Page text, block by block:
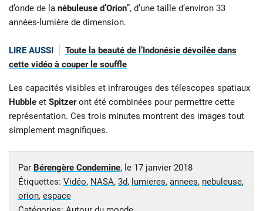
d’onde de la nébuleuse d’Orion”, d’une taille d’environ 33
années-lumière de dimension.
LIRE AUSSI
Toute la beauté de l’Indonésie dévoilée dans
cette vidéo à couper le souffle
Les capacités visibles et infrarouges des télescopes spatiaux
Hubble et Spitzeront été combinées pour permettre cette
représentation. Ces trois minutes montrent des images tout
simplement magnifiques.
Par Bérengère Condemine, le 17 janvier 2018
Étiquettes: Vidéo, NASA, 3d, lumieres, annees, nebuleuse,
orion, espace